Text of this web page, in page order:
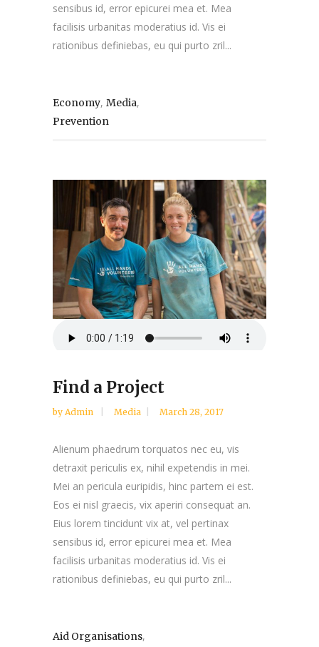
sensibus id, error epicurei mea et. Mea
facilisis urbanitas moderatius id. Vis ei
rationibus definiebas, eu qui purto zril...
Economy, Media,
Prevention
Find a Project
by Admin Media March 28, 2017
Alienum phaedrum torquatos nec eu, vis
detraxit periculis ex, nihil expetendis in mei.
Mei an pericula euripidis, hinc partem ei est.
Eos ei nisl graecis, vix aperiri consequat an.
Eius lorem tincidunt vix at, vel pertinax
sensibus id, error epicurei mea et. Mea
facilisis urbanitas moderatius id. Vis ei
rationibus definiebas, eu qui purto zril...
Aid Organisations,